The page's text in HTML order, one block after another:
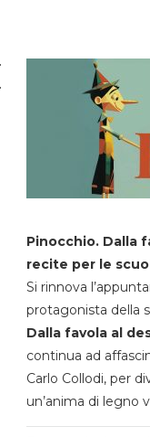
Pinocchio. Dalla
recite per le
Si rinnova
protagonista della
Dalla favola al
continua ad
Carlo Collodi, per
un’anima di legno